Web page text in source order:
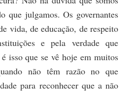
que julgamos. Os governantes
vida, de educação, de respeito
e pela verdade que
isso que se vê hoje em muitos
não têm razão no que
para reconhecer que a não